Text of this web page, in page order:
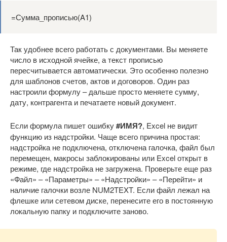
=Сумма_прописью(A1)
Так удобнее всего работать с документами. Вы меняете
число в исходной ячейке, а текст прописью
пересчитывается автоматически. Это особенно полезно
для шаблонов счетов, актов и договоров. Один раз
настроили формулу – дальше просто меняете сумму,
дату, контрагента и печатаете новый документ.
Если формула пишет ошибку#ИМЯ?, Excel не видит
функцию из надстройки. Чаще всего причина простая:
надстройка не подключена, отключена галочка, файл был
перемещен, макросы заблокированы или Excel открыт в
режиме, где надстройка не загружена. Проверьте еще раз
«Файл» – «Параметры» – «Надстройки» – «Перейти» и
наличие галочки возле NUM2TEXT. Если файл лежал на
флешке или сетевом диске, перенесите его в постоянную
локальную папку и подключите заново.